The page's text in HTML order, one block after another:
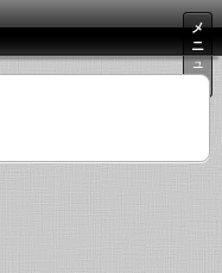
メ
ニ
ュ
ー